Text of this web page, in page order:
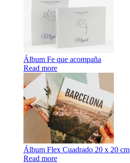
Álbum Fe que acompaña
Read more
Álbum Flex Cuadrado 20 x 20 cm
Read more